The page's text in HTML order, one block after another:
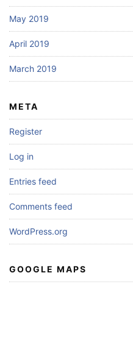
May 2019
April 2019
March 2019
META
Register
Log in
Entries feed
Comments feed
WordPress.org
GOOGLE MAPS